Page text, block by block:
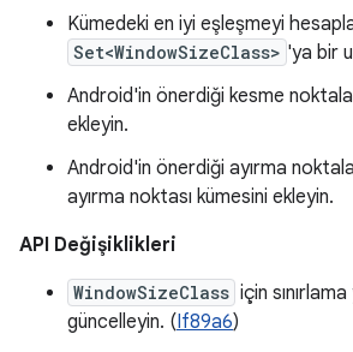
Kümedeki en iyi eşleşmeyi
Set<WindowSizeClass> 'ya bir
Android'in önerdiği kesme
ekleyin.
Android'in önerdiği ayırma
ayırma noktası kümesini ekleyin.
API Değişiklikleri
WindowSizeClass için
güncelleyin. (If89a6)